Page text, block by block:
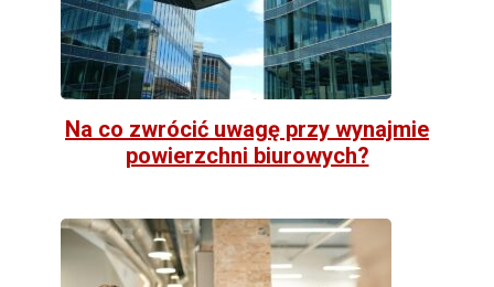
Na co zwrócić uwagę przy wynajmie
powierzchni biurowych?